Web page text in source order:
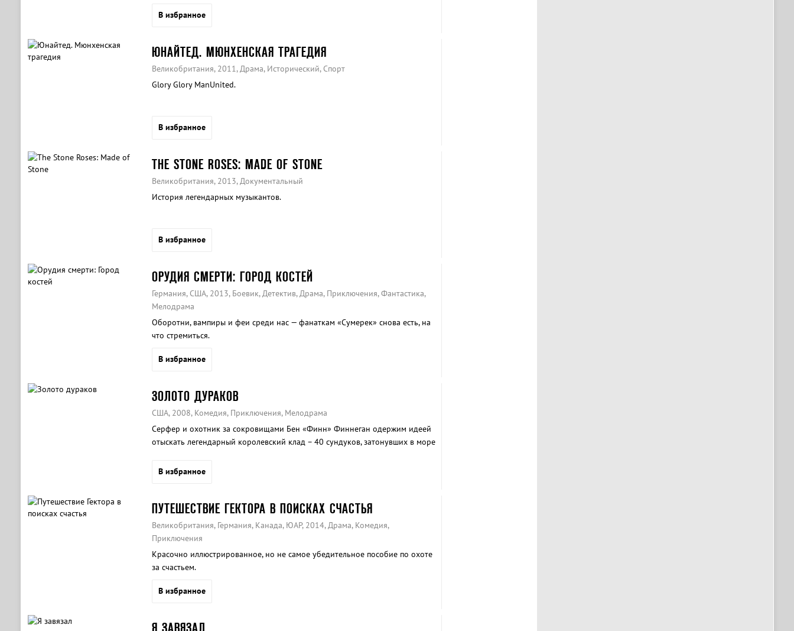
В избранное
ЮНАЙТЕД. МЮНХЕНСКАЯ ТРАГЕДИЯ
Великобритания, 2011, Драма, Исторический, Спорт
Glory Glory ManUnited.
В избранное
THE STONE ROSES: MADE OF STONE
Великобритания, 2013, Документальный
История легендарных музыкантов.
В избранное
ОРУДИЯ СМЕРТИ: ГОРОД КОСТЕЙ
Германия, США, 2013, Боевик, Детектив, Драма, Приключения, Фантастика,
Мелодрама
Оборотни, вампиры и феи среди нас — фанаткам «Сумерек» снова есть, на
что стремиться.
В избранное
ЗОЛОТО ДУРАКОВ
США, 2008, Комедия, Приключения, Мелодрама
Серфер и охотник за сокровищами Бен «Финн» Финнеган одержим идеей
отыскать легендарный королевский клад – 40 сундуков, затонувших в море
В избранное
ПУТЕШЕСТВИЕ ГЕКТОРА В ПОИСКАХ СЧАСТЬЯ
Великобритания, Германия, Канада, ЮАР, 2014, Драма, Комедия,
Приключения
Красочно иллюстрированное, но не самое убедительное пособие по охоте
за счастьем.
В избранное
Я ЗАВЯЗАЛ